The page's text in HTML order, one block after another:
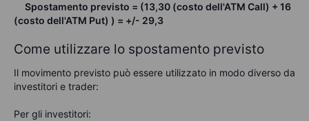
Spostamento previsto = (13,30 (costo dell'ATM Call) + 16
(costo dell'ATM Put) ) = +/- 29,3
Come utilizzare lo spostamento previsto
Il movimento previsto può essere utilizzato in modo diverso da
investitori e trader:
Per gli investitori: